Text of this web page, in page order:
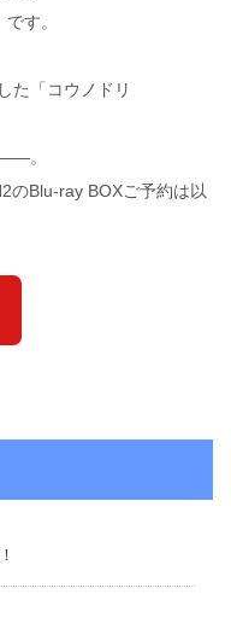
す。
た「コウノドリ
。
のBlu-ray BOXご予約は以